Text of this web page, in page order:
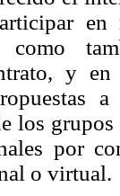
en
como
y
los
por
o virtual.